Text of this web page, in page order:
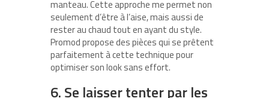
manteau. Cette approche me permet non
seulement d’être à l’aise, mais aussi de
rester au chaud tout en ayant du style.
Promod propose des pièces qui se prêtent
parfaitement à cette technique pour
optimiser son look sans effort.
6. Se laisser tenter par les